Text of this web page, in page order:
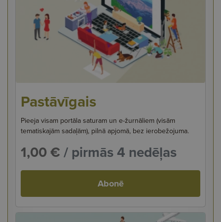
Pastāvīgais
Pieeja visam portāla saturam un e-žurnāliem (visām
tematiskajām sadaļām), pilnā apjomā, bez ierobežojuma.
1,00 € / pirmās 4 nedēļas
Abonē